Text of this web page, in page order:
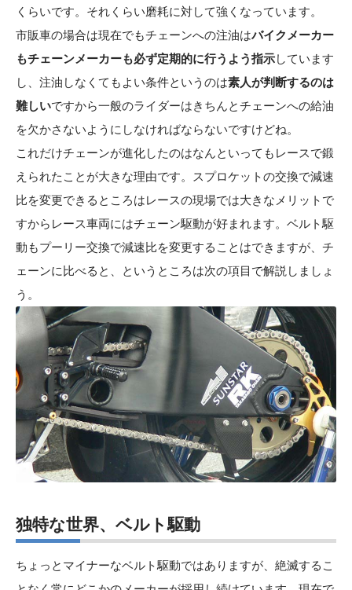
くらいです。それくらい磨耗に対して強くなっています。
市販車の場合は現在でもチェーンへの注油はバイクメーカー
もチェーンメーカーも必ず定期的に行うよう指示しています
し、注油しなくてもよい条件というのは素人が判断するのは
難しいですから一般のライダーはきちんとチェーンへの給油
を欠かさないようにしなければならないですけどね。
これだけチェーンが進化したのはなんといってもレースで鍛
えられたことが大きな理由です。スプロケットの交換で減速
比を変更できるところはレースの現場では大きなメリットで
すからレース車両にはチェーン駆動が好まれます。ベルト駆
動もプーリー交換で減速比を変更することはできますが、チ
ェーンに比べると、というところは次の項目で解説しましょ
う。
独特な世界、ベルト駆動
ちょっとマイナーなベルト駆動ではありますが、絶滅するこ